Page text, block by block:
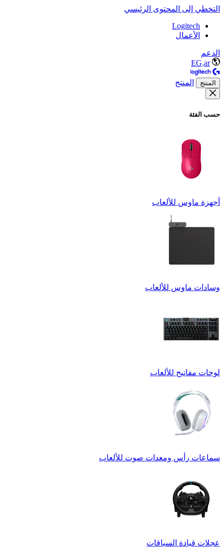
التخطي إلى المحتوى الرئيسي
Logitech
الأعمال
الدعم
EG,ar
المنتج المنتج
حسب الفئة
أجهزة ماوس للألعاب
وسادات ماوس للألعاب
لوحات مفاتيح للألعاب
سماعات رأس ومعدات صوت للألعاب
عجلات قيادة السباقات